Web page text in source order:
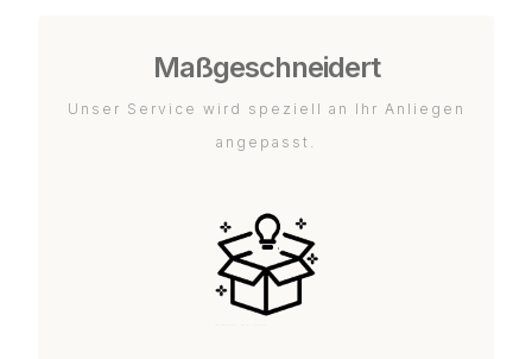
Maßgeschneidert
Unser Service wird speziell an Ihr Anliegen
angepasst.